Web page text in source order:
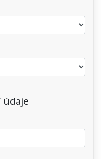
údaje